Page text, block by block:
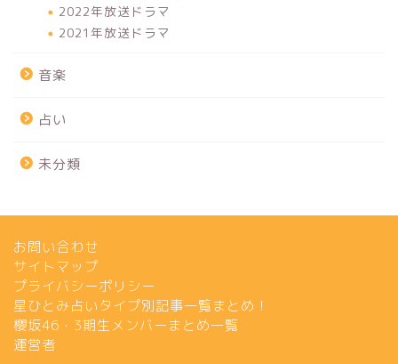
2022年放送ドラマ
2021年放送ドラマ
音楽
占い
未分類
お問い合わせ
サイトマップ
プライバシーポリシー
星ひとみ占いタイプ別記事一覧まとめ！
櫻坂46・3期生メンバーまとめ一覧
運営者